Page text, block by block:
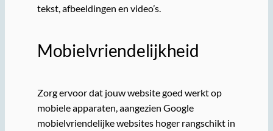
tekst, afbeeldingen en video’s.
Mobielvriendelijkheid
Zorg ervoor dat jouw website goed werkt op
mobiele apparaten, aangezien Google
mobielvriendelijke websites hoger rangschikt in